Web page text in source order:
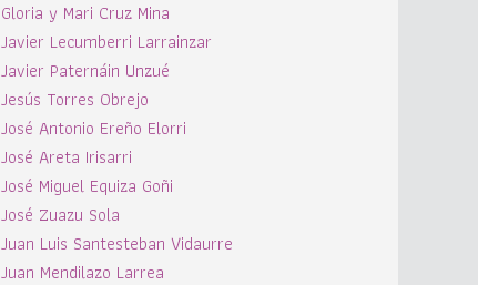
Gloria y Mari Cruz Mina
Javier Lecumberri Larrainzar
Javier Paternáin Unzué
Jesús Torres Obrejo
José Antonio Ereño Elorri
José Areta Irisarri
José Miguel Equiza Goñi
José Zuazu Sola
Juan Luis Santesteban Vidaurre
Juan Mendilazo Larrea